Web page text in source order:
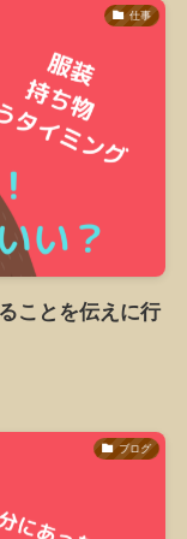
仕事
ことを伝えに行
ブログ